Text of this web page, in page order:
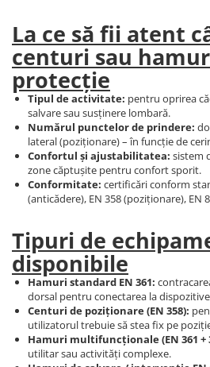
La ce să fii atent
centuri sau
protecție
Tipul de activitate: pentru oprirea
salvare sau susținere lombară.
Numărul punctelor de prindere:
lateral (poziționare) – în funcție de
Confortul și ajustabilitatea: sistem
zone căptușite pentru confort sporit.
Conformitate: certificări conform
(anticădere), EN 358 (poziționare), EN
Tipuri de
disponibile
Hamuri standard EN 361:
dorsal pentru conectarea la
Centuri de poziționare (EN 358):
utilizatorul trebuie să stea fix pe
Hamuri multifuncționale (EN 361 +
utilitar sau activități complexe.